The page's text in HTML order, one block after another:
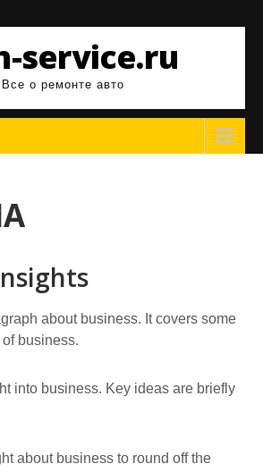
service.ru
Все о ремонте авто
about business. It covers some
business.
into business. Key ideas are briefly
about business to round off the